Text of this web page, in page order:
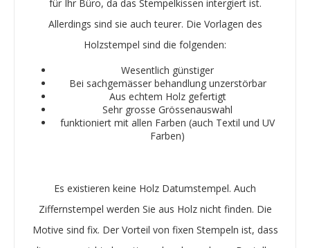
für Ihr Büro, da das Stempelkissen intergiert ist.
Allerdings sind sie auch teurer. Die Vorlagen des
Holzstempel sind die folgenden:
Wesentlich günstiger
Bei sachgemässer behandlung unzerstörbar
Aus echtem Holz gefertigt
Sehr grosse Grössenauswahl
funktioniert mit allen Farben (auch Textil und UV
Farben)
Es existieren keine Holz Datumstempel. Auch
Ziffernstempel werden Sie aus Holz nicht finden. Die
Motive sind fix. Der Vorteil von fixen Stempeln ist, dass